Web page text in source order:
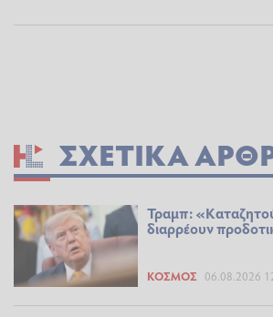
ΣΧΕΤΙΚΆ
Τραμπ:
διαρρέουν
ΚΌΣΜΟΣ 06.08.2026